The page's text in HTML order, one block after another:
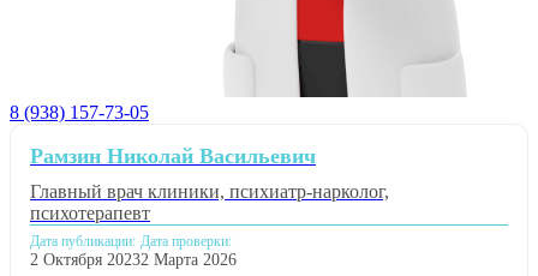
8 (938) 157-73-05
Рамзин Николай Васильевич
Главный врач клиники, психиатр-нарколог,
психотерапевт
Дата публикации:
2 Октября 2023
Дата проверки:
2 Марта 2026